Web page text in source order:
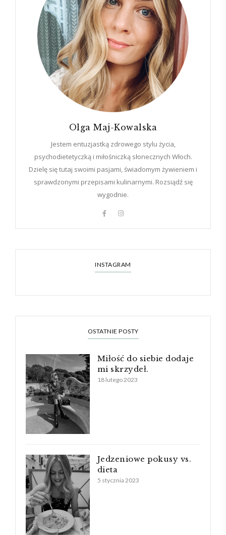
Olga Maj-Kowalska
Jestem entuzjastką zdrowego stylu życia,
psychodietetyczką i miłośniczką słonecznych Włoch.
Dzielę się tutaj swoimi pasjami, świadomym żywieniem i
sprawdzonymi przepisami kulinarnymi. Rozsiądź się
wygodnie.
INSTAGRAM
OSTATNIE POSTY
Miłość do siebie dodaje
mi skrzydeł.
18 lutego 2023
Jedzeniowe pokusy vs.
dieta
5 stycznia 2023